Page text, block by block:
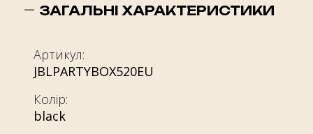
ЗАГАЛЬНІ ХАРАКТЕРИСТИКИ
Артикул:
JBLPARTYBOX520EU
Колір:
black